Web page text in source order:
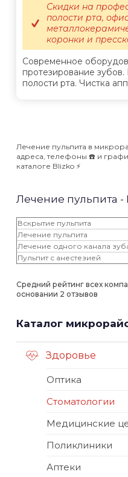
Современное
протезирование
полости рта. Чистка
Скидки на
полости рта,
коронки и
Лечение пульпита в
адреса, телефоны ☎️ и
каталоге Blizko ⚡️
Лечение пульпита
Вскрытие пульпита
Лечение пульпита
Лечение одного канала
Пульпит с анестезией
Средний рейтинг всех
основании 2 отзывов
Каталог
Здоровье
Оптика
Стоматологии
Медицинские
Поликлиники
Аптеки